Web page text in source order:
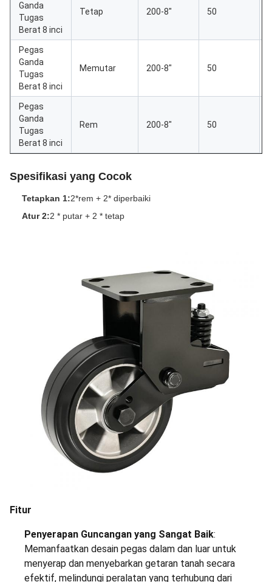
Ganda
Tugas
Berat 8 inci
Tetap 200-8" 50
Pegas
Ganda
Tugas
Berat 8 inci
Memutar 200-8" 50
Pegas
Ganda
Tugas
Berat 8 inci
Rem 200-8" 50
Spesifikasi yang Cocok
Tetapkan 1:2*rem + 2* diperbaiki
Atur 2:2 * putar + 2 * tetap
Fitur
Penyerapan Guncangan yang Sangat Baik:
Memanfaatkan desain pegas dalam dan luar untuk
menyerap dan menyebarkan getaran tanah secara
efektif, melindungi peralatan yang terhubung dari